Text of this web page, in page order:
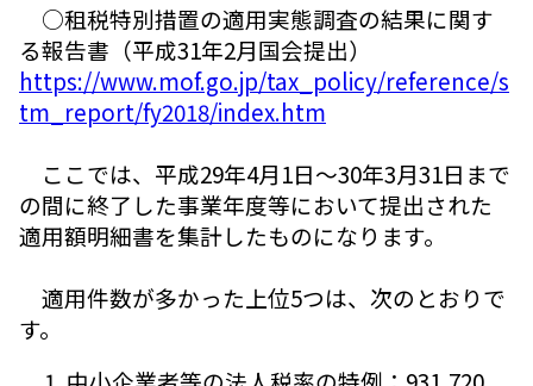
○租税特別措置の適用実態調査の結果に関す
る報告書（平成31年2月国会提出）
https://www.mof.go.jp/tax_policy/reference/s
tm_report/fy2018/index.htm
ここでは、平成29年4月1日～30年3月31日まで
の間に終了した事業年度等において提出された
適用額明細書を集計したものになります。
適用件数が多かった上位5つは、次のとおりで
す。